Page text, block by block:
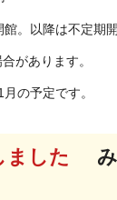
。以降は不定期開
があります。
の予定です。
した
み